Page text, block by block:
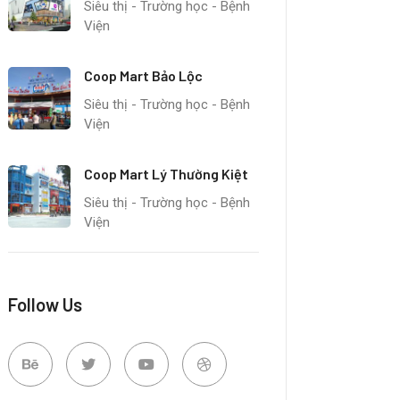
Siêu thị - Trường học - Bệnh
Viện
Coop Mart Bảo Lộc
Siêu thị - Trường học - Bệnh
Viện
Coop Mart Lý Thường Kiệt
Siêu thị - Trường học - Bệnh
Viện
Follow Us